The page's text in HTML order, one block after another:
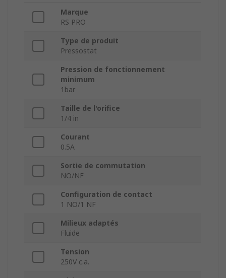
Marque
RS PRO
Type de produit
Pressostat
Pression de fonctionnement
minimum
1bar
Taille de l'orifice
1/4 in
Courant
0.5A
Sortie de commutation
NO/NF
Configuration de contact
1 NO/1 NF
Milieux adaptés
Fluide
Tension
250V c.a.